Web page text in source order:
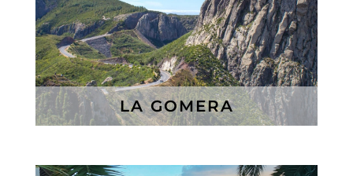
LA GOMERA